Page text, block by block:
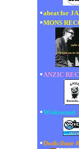
abeat for
MONS
ANZIC
Widesound
Dodicilune